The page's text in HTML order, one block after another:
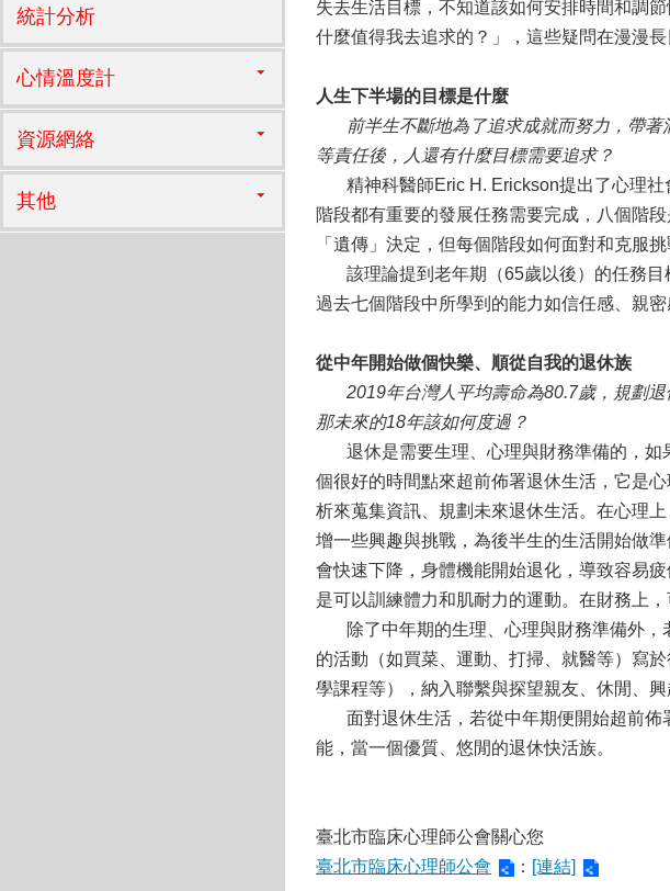
統計分析
心情溫度計
資源網絡
其他
失去生活目標，不知道該如何安排時間和調
什麼值得我去追求的？」，這些疑問在漫漫
人生下半場的目標是什麼
前半生不斷地為了追求成就而努力，帶著
等責任後，人還有什麼目標需要追求？
精神科醫師Eric H. Erickson提出了心理社
階段都有重要的發展任務需要完成，八個階
「遺傳」決定，但每個階段如何面對和克服
該理論提到老年期（65歲以後）的任務目
過去七個階段中所學到的能力如信任感、親
從中年開始做個快樂、順從自我的退休族
2019年台灣人平均壽命為80.7歲，規劃
那未來的18年該如何度過？
退休是需要生理、心理與財務準備的，如
個很好的時間點來超前佈署退休生活，它是
析來蒐集資訊、規劃未來退休生活。在心理
增一些興趣與挑戰，為後半生的生活開始做
會快速下降，身體機能開始退化，導致容易
是可以訓練體力和肌耐力的運動。在財務上
除了中年期的生理、心理與財務準備外，
的活動（如買菜、運動、打掃、就醫等）寫
學課程等），納入聯繫與探望親友、休閒、
面對退休生活，若從中年期便開始超前佈
能，當一個優質、悠閒的退休快活族。
臺北市臨床心理師公會關心您
臺北市臨床心理師公會
： [連結]